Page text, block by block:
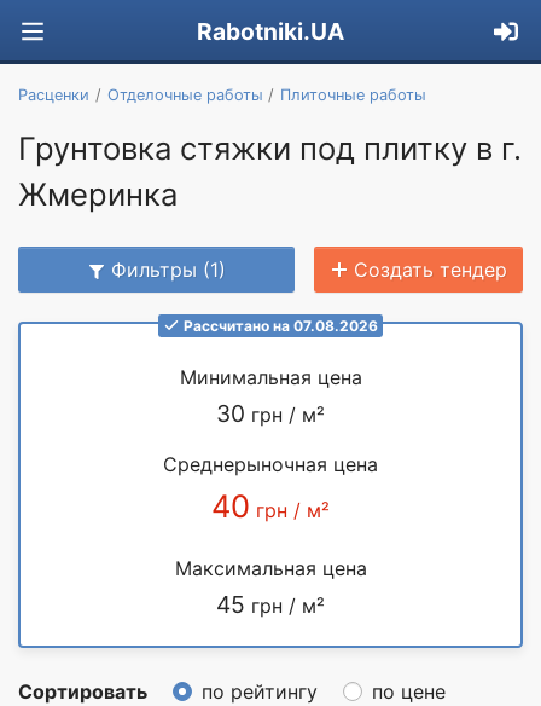
Rabotniki.UA
Расценки Отделочные работы Плиточные работы
Грунтовка стяжки под плитку в г.
Жмеринка
Фильтры (1) Создать тендер
Рассчитано на 07.08.2026
Минимальная цена
30 грн / м²
Среднерыночная цена
40 грн / м²
Максимальная цена
45 грн / м²
Сортировать по рейтингу
по цене